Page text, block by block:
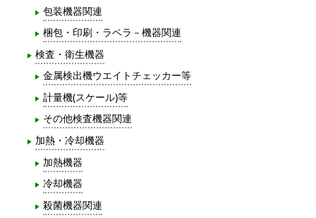
包装機器関連
梱包・印刷・ラベラ－機器関連
検査・衛生機器
金属検出機ウエイトチェッカー等
計量機(スケール)等
その他検査機器関連
加熱・冷却機器
加熱機器
冷却機器
殺菌機器関連